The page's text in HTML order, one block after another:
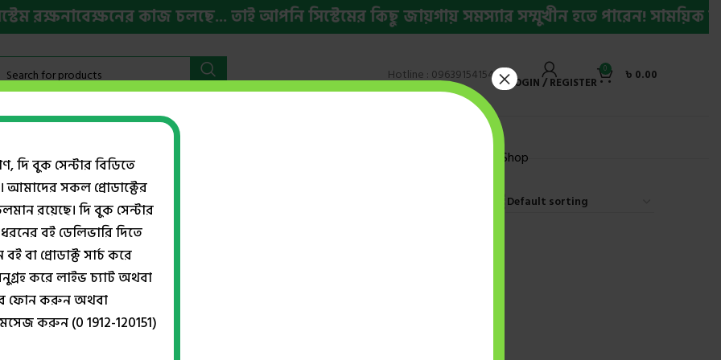
কাজ চলছে... তাই আপনি সিস্টেমের কিছু জায়গায় সমস্যার সম্মুখীন হতে পারেন! সাময়িক
Hotline : 09639154154 LOGIN / REGISTER
0 ৳ 0.00
বইমেলা ২০২৬ HSC ও ভর্তি প্রস্তুতি Shop
দি বুক সেন্টার বিডিতে
আমাদের সকল প্রোডাক্টের
রয়েছে। দি বুক সেন্টার
বই ডেলিভারি দিতে
বা প্রোডাক্ট সার্চ করে
করে লাইভ চ্যাট অথবা
ফোন করুন অথবা
করুন (0 1912-120151)
×